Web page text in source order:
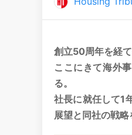
創立50周年を経
ここにきて海外
る。
社長に就任して1
展望と同社の戦略